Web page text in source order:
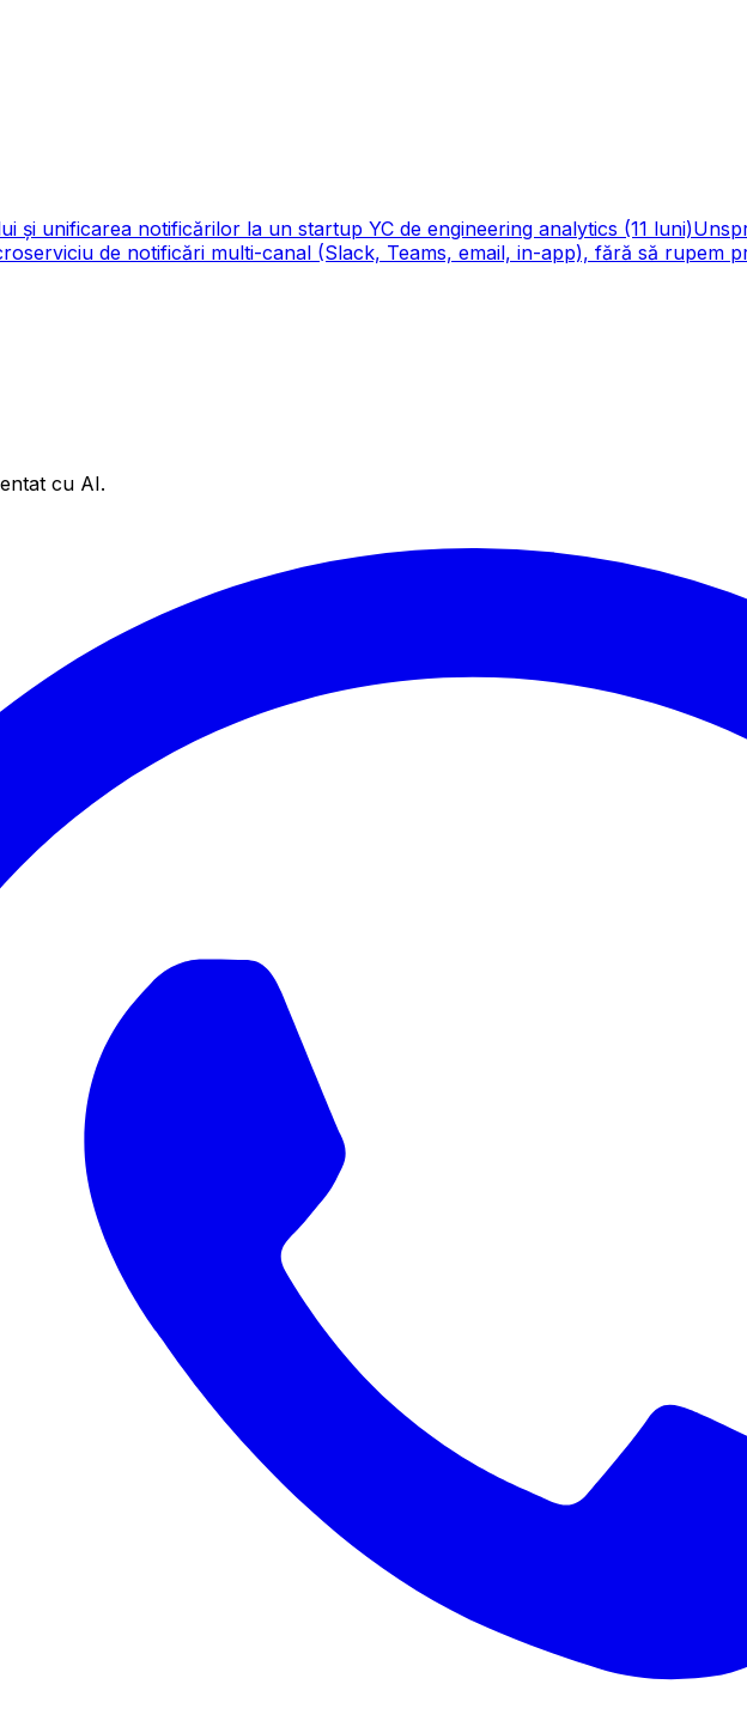
și unificarea notificărilor la un startup YC de engineering analytics (11 luni)
de notificări multi-canal (Slack, Teams, email, in-app), fără să rupem
cu AI.